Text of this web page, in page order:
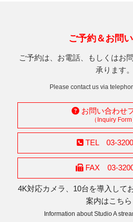
ご予約＆お問
ご予約は、お電話、もしくはお
承ります。
Please contact us via
お問い合わせ
（Inquiry Form
TEL 03-
FAX 03-
4K対応カメラ、10台を導入して
案内はこち
Information about Studio A